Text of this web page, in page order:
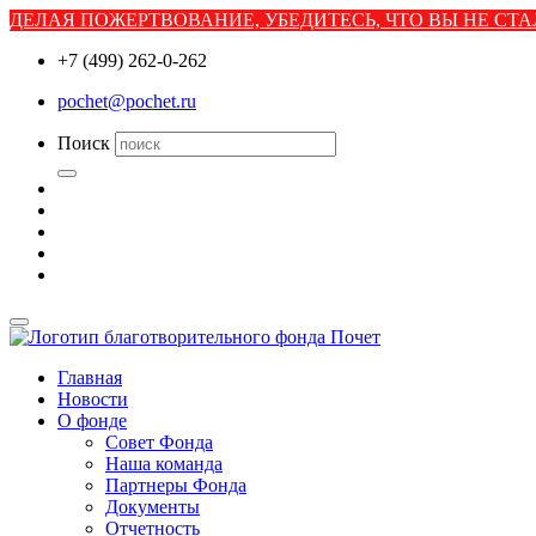
ДЕЛАЯ ПОЖЕРТВОВАНИЕ, УБЕДИТЕСЬ, ЧТО ВЫ НЕ
+7 (499) 262-0-262
pochet@pochet.ru
Поиск
Главная
Новости
О фонде
Совет Фонда
Наша команда
Партнеры Фонда
Документы
Отчетность